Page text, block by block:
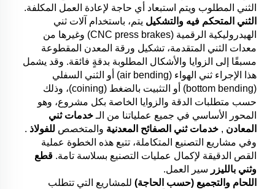
الثني المطلوب ويتم استبعاد أي حاجة لإعادة العمل المكلفة.
الثني المتحكم فيه والتشكيل يتم، باستخدام آلات ثني
الهيدروليكية الرقمية (CNC press brakes) وغيرها من
معدات الثني المتقدمة، تشكيل ورقة المعدن المقطوعة
مسبقًا إلى الزوايا والأشكال المطلوبة بدقةٍ فائقة. وقد يشمل
هذا الإجراء ثني الهواء (air bending) أو الثني السفلي
(bottom bending) أو التثبيت بالضغط (coining)، وذلك
حسب متطلبات الدقة والزوايا الخاصة بكل مشروع، وهو
المحور الأساسي في جميع عملياتنا من الـ خدمات ثني
المعادن , خدمات ثني الصفائح المعدنية والمتخصص للفولاذ .
وفي مشاريع التصنيع المتكاملة، تتبع هذه الخطوة عملية
القص الدقيقة لإكمال عمليات التصنيع بسلاسة تامة. قطع
وثني بالليزر سير العمل.
اللحام والتجميع (حسب الحاجة) للمشاريع التي تتطلب